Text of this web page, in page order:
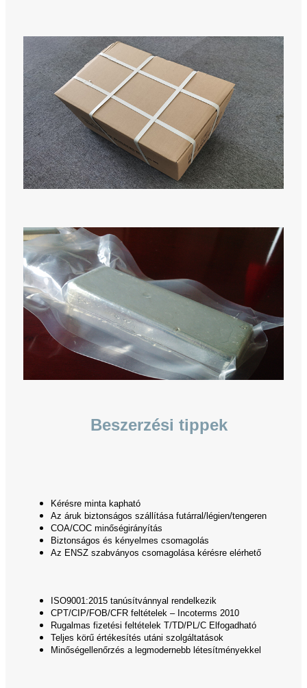
Beszerzési tippek
Kérésre minta kapható
Az áruk biztonságos szállítása futárral/légien/tengeren
COA/COC minőségirányítás
Biztonságos és kényelmes csomagolás
Az ENSZ szabványos csomagolása kérésre elérhető
ISO9001:2015 tanúsítvánnyal rendelkezik
CPT/CIP/FOB/CFR feltételek – Incoterms 2010
Rugalmas fizetési feltételek T/TD/PL/C Elfogadható
Teljes körű értékesítés utáni szolgáltatások
Minőségellenőrzés a legmodernebb létesítményekkel